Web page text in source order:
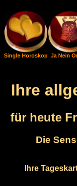
Single Horoskop Ja Nein
Ihre
für heute
Die
Ihre